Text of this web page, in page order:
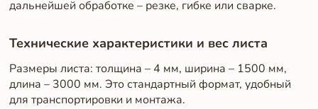
дальнейшей обработке – резке, гибке или сварке.
Технические характеристики и вес листа
Размеры листа: толщина – 4 мм, ширина – 1500 мм,
длина – 3000 мм. Это стандартный формат, удобный
для транспортировки и монтажа.